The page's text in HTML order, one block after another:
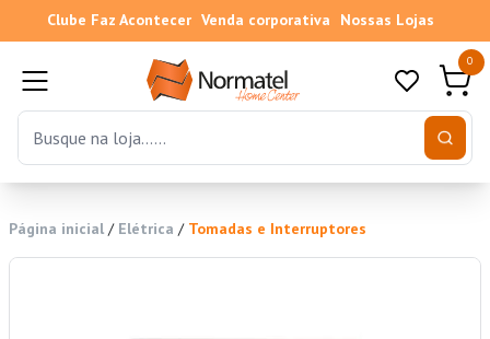
Clube Faz Acontecer Venda corporativa Nossas Lojas
0
Página inicial / Elétrica / Tomadas e Interruptores